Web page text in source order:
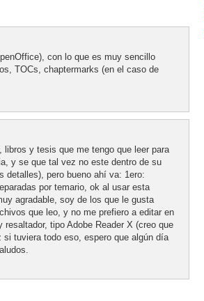
con lo que es muy sencillo
TOCs, chaptermarks (en el caso de
y tesis que me tengo que leer para
y se que tal vez no este dentro de su
detalles), pero bueno ahí va: 1ero:
por temario, ok al usar esta
agradable, soy de los que le gusta
que leo, y no me prefiero a editar en
tipo Adobe Reader X (creo que
tuviera todo eso, espero que algún día